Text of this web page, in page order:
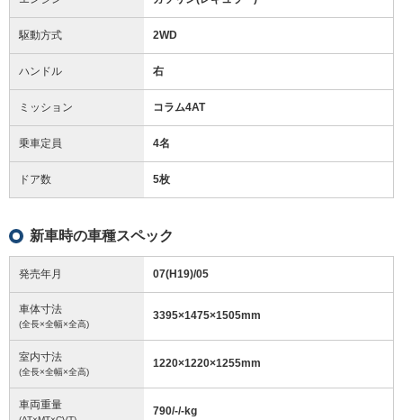
駆動方式 2WD
ハンドル 右
ミッション コラム4AT
乗車定員 4名
ドア数 5枚
新車時の車種スペック
発売年月 07(H19)/05
車体寸法
(全長×全幅×全高)
3395×1475×1505mm
室内寸法
(全長×全幅×全高)
1220×1220×1255mm
車両重量 790/-/-kg